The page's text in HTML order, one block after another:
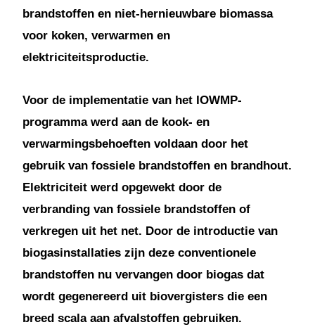
brandstoffen en niet-hernieuwbare biomassa
voor koken, verwarmen en
elektriciteitsproductie.
Voor de implementatie van het IOWMP-
programma werd aan de kook- en
verwarmingsbehoeften voldaan door het
gebruik van fossiele brandstoffen en brandhout.
Elektriciteit werd opgewekt door de
verbranding van fossiele brandstoffen of
verkregen uit het net. Door de introductie van
biogasinstallaties zijn deze conventionele
brandstoffen nu vervangen door biogas dat
wordt gegenereerd uit biovergisters die een
breed scala aan afvalstoffen gebruiken.